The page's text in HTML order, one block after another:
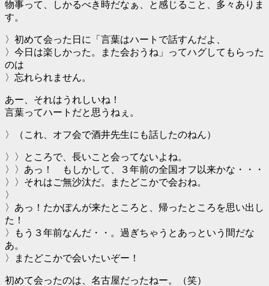
物事って、しかるべき時だなぁ、と感じること、多々ありま
す。
〉初めて会った日に「言葉はハートで話すんだよ、
〉今日は楽しかった。また会おうね」ってハグしてもらった
のは
〉忘れられません。
あー、それはうれしいね！
言葉ってハートだと思うねぇ。
〉（これ、オフ会で酒井先生にも話したのねん）
〉〉ところで、長いこと会ってないよね。
〉〉あっ！ もしかして、３年前の全国オフ以来かな・・・
〉〉それはご無沙汰だ。またどこかで会おね。
〉
〉あっ！たかぽんが来たところと、帰ったところを思い出し
た！
〉もう３年前なんだ・・。過ぎちゃうとあっという間だな
あ。
〉またどこかで会いたいぞー！
初めて会ったのは、名古屋だったねー。（笑）